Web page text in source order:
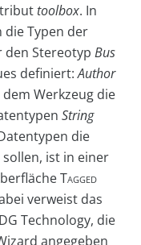
toolbox. In
Typen der
den Stereotyp Bus
definiert:Author
Werkzeug die
String
die
ist in einer
Tagged
verweist das
Technology, die
angegeben